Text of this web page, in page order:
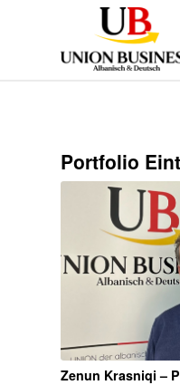
Portfolio
Zenun Krasniqi –